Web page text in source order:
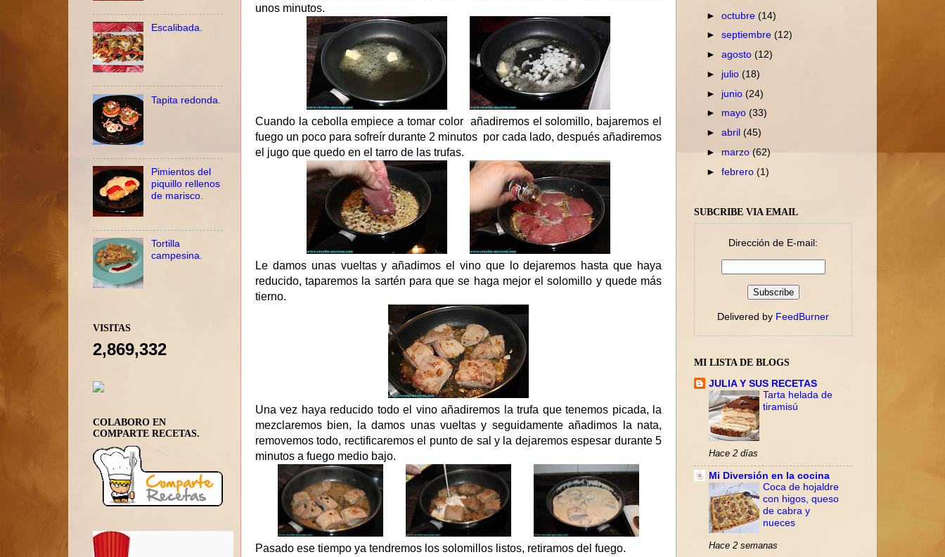
unos minutos.
Cuando la cebolla empiece a tomar color añadiremos el solomillo, bajaremos el
fuego un poco para sofreír durante 2 minutos por cada lado, después añadiremos
el jugo que quedo en el tarro de las trufas.
Le damos unas vueltas y añadimos el vino que lo dejaremos hasta que haya
reducido, taparemos la sartén para que se haga mejor el solomillo y quede más
tierno.
Una vez haya reducido todo el vino añadiremos la trufa que tenemos picada, la
mezclaremos bien, la damos unas vueltas y seguidamente añadimos la nata,
removemos todo, rectificaremos el punto de sal y la dejaremos espesar durante 5
minutos a fuego medio bajo.
Pasado ese tiempo ya tendremos los solomillos listos, retiramos del fuego.
Escalibada.
Tapita redonda.
Pimientos del
piquillo rellenos
de marisco.
Tortilla
campesina.
VISITAS
2,869,332
COLABORO EN
COMPARTE RECETAS.
►octubre(14)
►septiembre(12)
►agosto(12)
► julio(18)
► junio(24)
► mayo(33)
►abril(45)
► marzo(62)
►febrero(1)
SUBCRIBE VIA EMAIL
Dirección de E-mail:
Delivered by FeedBurner
MI LISTA DE BLOGS
JULIA Y SUS RECETAS
Tarta helada de
tiramisú
Hace 2 días
Mi Diversión en la cocina
Coca de hojaldre
con higos, queso
de cabra y
nueces
Hace 2 semanas